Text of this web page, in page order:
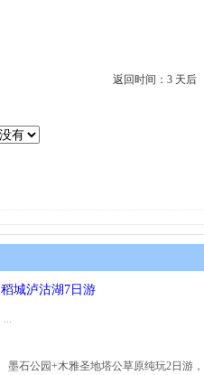
返回时间：3 天后
稻城泸沽湖7日游
...
墨石公园+木雅圣地塔公草原纯玩2日游